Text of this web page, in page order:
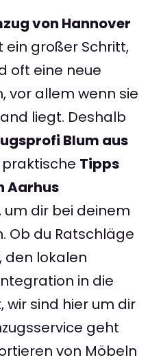
von Hannover
ein großer Schritt,
oft eine neue
vor allem wenn sie
liegt. Deshalb
Blum aus
Tipps
Aarhus
dir bei deinem
Ob du Ratschläge
den lokalen
in die
wir sind hier um dir
geht
von Möbeln